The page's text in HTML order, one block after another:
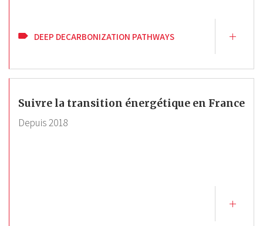
DEEP DECARBONIZATION PATHWAYS
Suivre la transition énergétique en France
Depuis2018